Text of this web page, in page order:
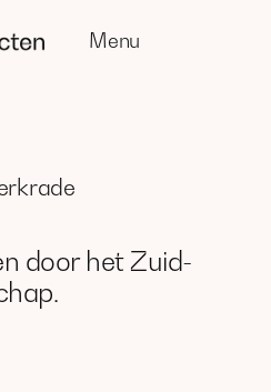
Menu
door het Zuid-